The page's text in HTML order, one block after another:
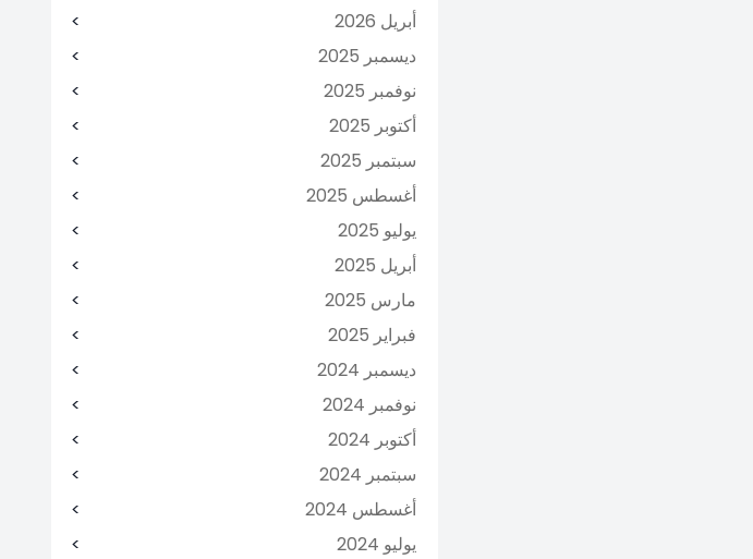
أبريل 2026
ديسمبر 2025
نوفمبر 2025
أكتوبر 2025
سبتمبر 2025
أغسطس 2025
يوليو 2025
أبريل 2025
مارس 2025
فبراير 2025
ديسمبر 2024
نوفمبر 2024
أكتوبر 2024
سبتمبر 2024
أغسطس 2024
يوليو 2024